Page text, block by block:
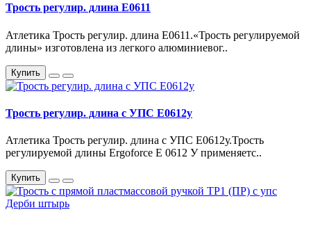
Трость регулир. длина Е0611
Атлетика Трость регулир. длина Е0611.«Трость регулируемой
длины» изготовлена из легкого алюминиевог..
Купить
Трость регулир. длина с УПС Е0612у
Атлетика Трость регулир. длина с УПС Е0612у.Трость
регулируемой длины Ergoforce E 0612 У применяетс..
Купить